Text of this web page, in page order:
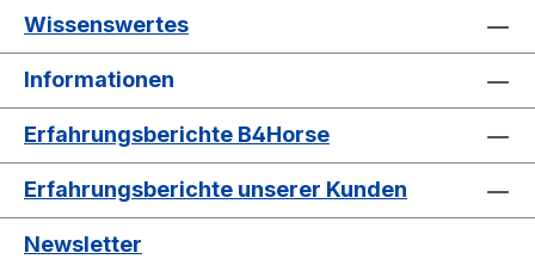
Wissenswertes
Informationen
Erfahrungsberichte B4Horse
Erfahrungsberichte unserer Kunden
Newsletter